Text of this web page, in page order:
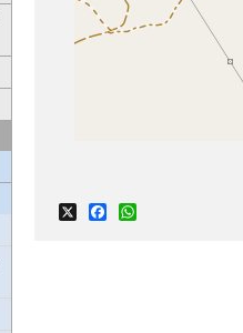
Facebook